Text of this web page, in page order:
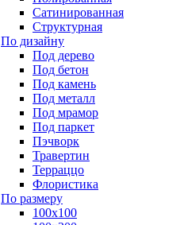
Сатинированная
Структурная
По дизайну
Под дерево
Под бетон
Под камень
Под металл
Под мрамор
Под паркет
Пэчворк
Травертин
Терраццо
Флористика
По размеру
100х100